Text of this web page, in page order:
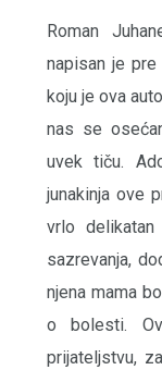
Roman
napisan je
koju je ova
nas se
uvek tiču.
junakinja ove
vrlo
sazrevanja,
njena mama
o bolesti.
prijateljstvu,